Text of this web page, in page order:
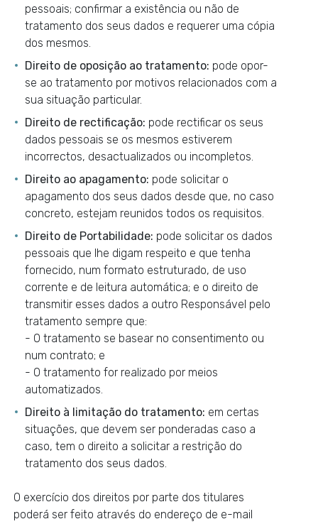
pessoais; confirmar a existência ou não de
tratamento dos seus dados e requerer uma cópia
dos mesmos.
Direito de oposição ao tratamento: pode opor-
se ao tratamento por motivos relacionados com a
sua situação particular.
Direito de rectificação: pode rectificar os seus
dados pessoais se os mesmos estiverem
incorrectos, desactualizados ou incompletos.
Direito ao apagamento: pode solicitar o
apagamento dos seus dados desde que, no caso
concreto, estejam reunidos todos os requisitos.
Direito de Portabilidade: pode solicitar os dados
pessoais que lhe digam respeito e que tenha
fornecido, num formato estruturado, de uso
corrente e de leitura automática; e o direito de
transmitir esses dados a outro Responsável pelo
tratamento sempre que:
- O tratamento se basear no consentimento ou
num contrato; e
- O tratamento for realizado por meios
automatizados.
Direito à limitação do tratamento: em certas
situações, que devem ser ponderadas caso a
caso, tem o direito a solicitar a restrição do
tratamento dos seus dados.
O exercício dos direitos por parte dos titulares
poderá ser feito através do endereço de e-mail